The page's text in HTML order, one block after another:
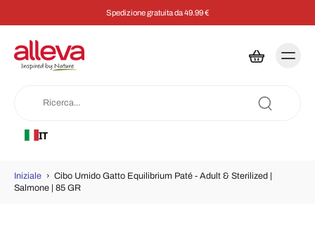
Spedizione gratuita da 49.99 €
IT
Iniziale › Cibo Umido Gatto Equilibrium Paté - Adult & Sterilized |
Salmone | 85 GR